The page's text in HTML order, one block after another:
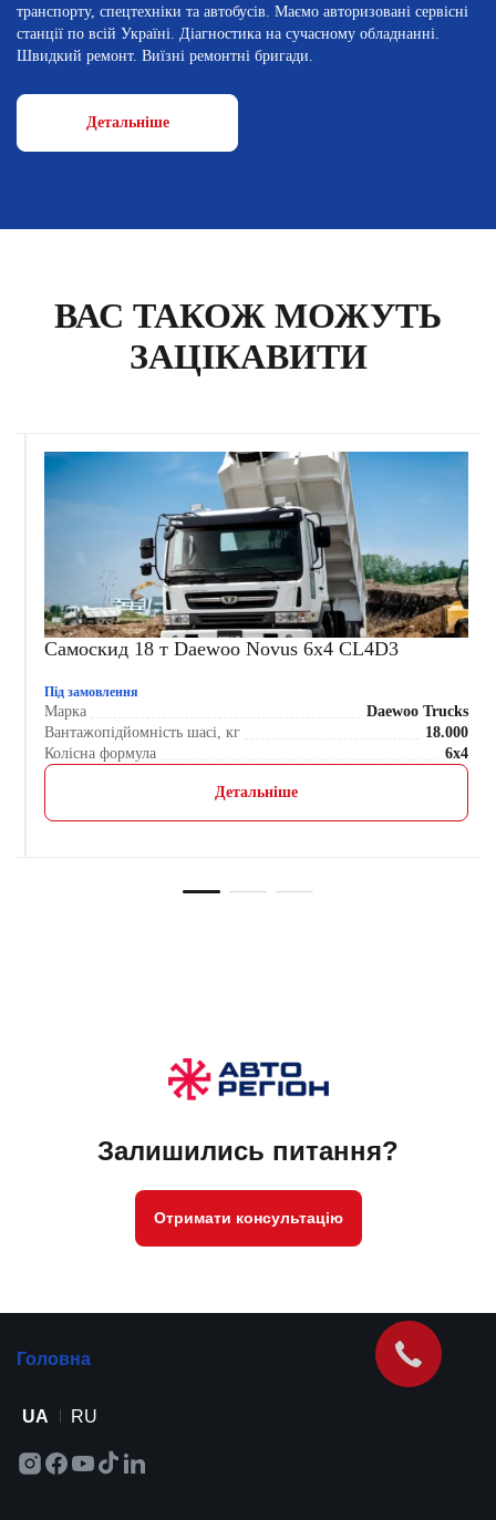
транспорту, спецтехніки та автобусів. Маємо авторизовані сервісні
станції по всій Україні. Діагностика на сучасному обладнанні.
Швидкий ремонт. Виїзні ремонтні бригади.
Детальніше
ВАС ТАКОЖ МОЖУТЬ
ЗАЦІКАВИТИ
Самоскид 18 т Daewoo Novus 6x4 CL4D3
Під замовлення
Марка
Daewoo Trucks
Вантажопідйомність шасі, кг
18.000
Колісна формула
6x4
Детальніше
Залишились питання?
Отримати консультацію
Головна
UA RU